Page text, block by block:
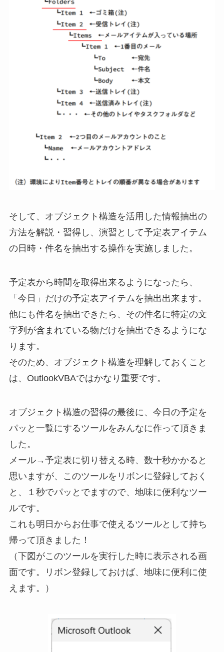
そして、オブジェクト構造を活用した情報抽出の
方法を解説・習得し、演習として予定表アイテム
の日時・件名を抽出する操作を実施しました。
予定表から時間を取得出来るようになったら、
「今日」だけの予定表アイテムを抽出出来ます。
他にも件名を抽出できたら、その件名に特定の文
字列が含まれている物だけを抽出できるようにな
ります。
そのため、オブジェクト構造を理解しておくこと
は、OutlookVBAではかなり重要です。
オブジェクト構造の習得の最後に、今日の予定を
パッと一覧にするツールをみんなに作って頂きま
した。
メール→予定表に切り替える時、数十秒かかると
思いますが、このツールをリボンに登録しておく
と、１秒でパッとでますので、地味に便利なツー
ルです。
これも明日からお仕事で使えるツールとして持ち
帰って頂きました！
（下図がこのツールを実行した時に表示される画
面です。リボン登録しておけば、地味に便利に使
えます。）